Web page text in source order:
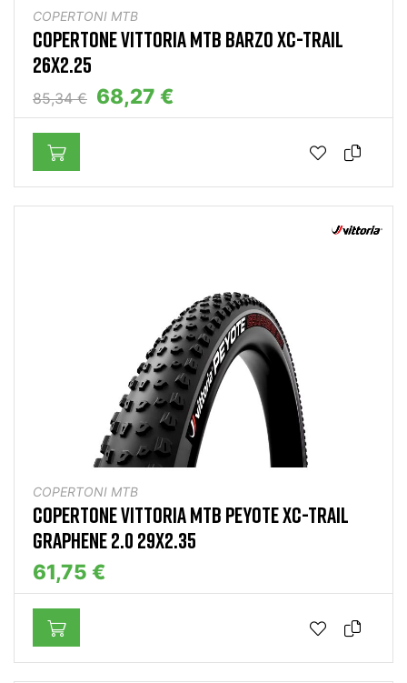
COPERTONI MTB
COPERTONE VITTORIA MTB BARZO XC-TRAIL
26X2.25
85,34 € 68,27 €
COPERTONI MTB
COPERTONE VITTORIA MTB PEYOTE XC-TRAIL
GRAPHENE 2.0 29X2.35
61,75 €